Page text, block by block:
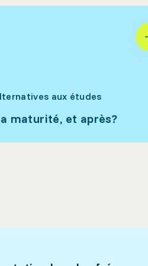
aux études
maturité, et après?